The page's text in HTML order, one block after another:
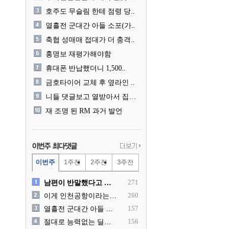
호주도 무슬림 한테 점령 당..
열흘전 군대간 아들 소포(가..
축협 성매매 접대가 더 충격..
홍명보 재평가해야함
휴대폰 반납했더니 1,500..
금호타이어 교체 후 옆라인 ..
니들 댓글보고 열받아서 집구..
재 조명 된 RM 과거 발언
이번주 1주전 2주전 3주전
남편이 반말했다고 똑같이 반.. 271
이게 인천공항이라는게 믿겨지.. 260
열흘전 군대간 아들 소포(가.. 157
절대로 능력없는 딜러를 쓰지.. 156